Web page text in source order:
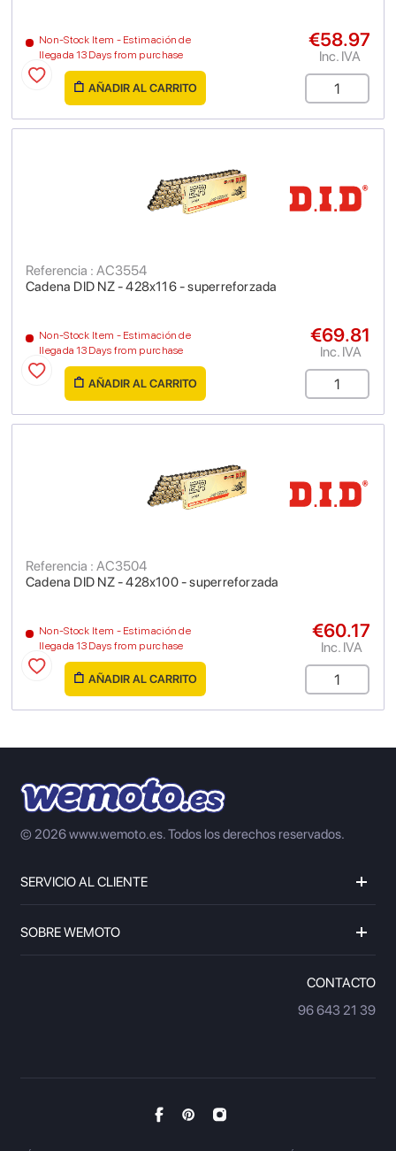
Non-Stock Item - Estimación de
llegada 13 Days from purchase
€58.97
Inc. IVA
AÑADIR AL CARRITO
Cadena DID NZ - 428x116 - superreforzada
Referencia : AC3554
Non-Stock Item - Estimación de
llegada 13 Days from purchase
€69.81
Inc. IVA
AÑADIR AL CARRITO
Cadena DID NZ - 428x100 - superreforzada
Referencia : AC3504
Non-Stock Item - Estimación de
llegada 13 Days from purchase
€60.17
Inc. IVA
AÑADIR AL CARRITO
© 2026 www.wemoto.es.Todos los derechos reservados.
SERVICIO AL CLIENTE
SOBRE WEMOTO
CONTACTO
96 643 21 39